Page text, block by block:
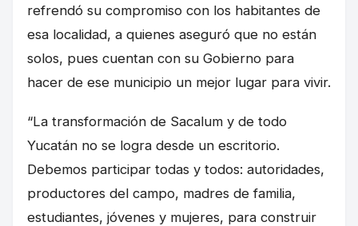
refrendó su compromiso con los habitantes de
esa localidad, a quienes aseguró que no están
solos, pues cuentan con su Gobierno para
hacer de ese municipio un mejor lugar para vivir.
“La transformación de Sacalum y de todo
Yucatán no se logra desde un escritorio.
Debemos participar todas y todos: autoridades,
productores del campo, madres de familia,
estudiantes, jóvenes y mujeres, para construir